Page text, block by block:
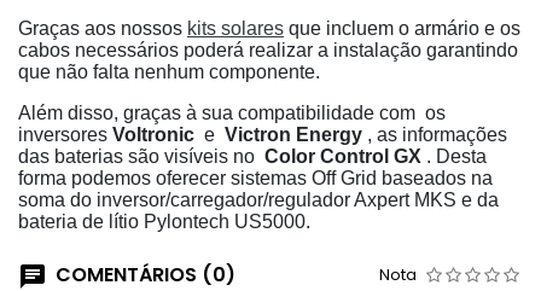
Graças aos nossos kits solares que incluem o armário e os
cabos necessários poderá realizar a instalação garantindo
que não falta nenhum componente.
Além disso, graças à sua compatibilidade com os
inversores Voltronic e Victron Energy , as informações
das baterias são visíveis no Color Control GX . Desta
forma podemos oferecer sistemas Off Grid baseados na
soma do inversor/carregador/regulador Axpert MKS e da
bateria de lítio Pylontech US5000.
COMENTÁRIOS (0) Nota